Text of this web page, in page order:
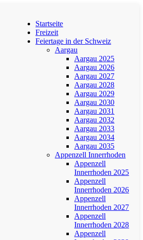
Startseite
Freizeit
Feiertage in der Schweiz
Aargau
Aargau 2025
Aargau 2026
Aargau 2027
Aargau 2028
Aargau 2029
Aargau 2030
Aargau 2031
Aargau 2032
Aargau 2033
Aargau 2034
Aargau 2035
Appenzell Innerrhoden
Appenzell
Innerrhoden 2025
Appenzell
Innerrhoden 2026
Appenzell
Innerrhoden 2027
Appenzell
Innerrhoden 2028
Appenzell